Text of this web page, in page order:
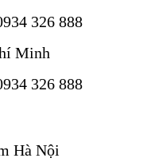
326 888
Minh
326 888
Hà Nội